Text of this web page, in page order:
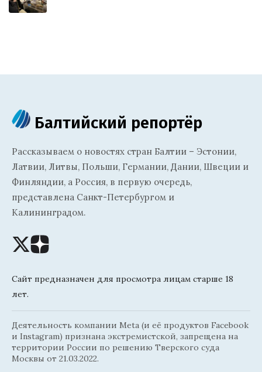
Балтийский репортёр
Рассказываем о новостях стран Балтии – Эстонии,
Латвии, Литвы, Польши, Германии, Дании, Швеции и
Финляндии, а Россия, в первую очередь,
представлена Санкт-Петербургом и
Калининградом.
Сайт предназначен для просмотра лицам старше 18
лет.
Деятельность компании Meta (и её продуктов Facebook
и Instagram) признана экстремистской, запрещена на
территории России по решению Тверского суда
Москвы от 21.03.2022.